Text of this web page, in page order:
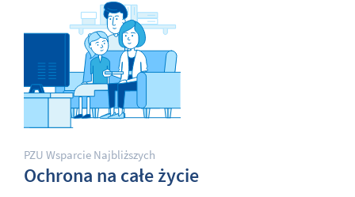
PZU Wsparcie Najbliższych
Ochrona na całe życie